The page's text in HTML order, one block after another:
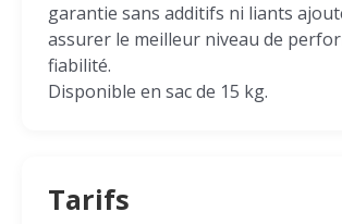
garantie sans additifs ni liants
assurer le meilleur niveau de
fiabilité.
Disponible en sac de 15 kg.
Tarifs